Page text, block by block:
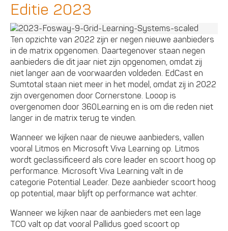
Editie 2023
Ten opzichte van 2022 zijn er negen nieuwe aanbieders
in de matrix opgenomen. Daartegenover staan negen
aanbieders die dit jaar niet zijn opgenomen, omdat zij
niet langer aan de voorwaarden voldeden. EdCast en
Sumtotal staan niet meer in het model, omdat zij in 2022
zijn overgenomen door Cornerstone. Looop is
overgenomen door 360Learning en is om die reden niet
langer in de matrix terug te vinden.
Wanneer we kijken naar de nieuwe aanbieders, vallen
vooral Litmos en Microsoft Viva Learning op. Litmos
wordt geclassificeerd als core leader en scoort hoog op
performance. Microsoft Viva Learning valt in de
categorie Potential Leader. Deze aanbieder scoort hoog
op potential, maar blijft op performance wat achter.
Wanneer we kijken naar de aanbieders met een lage
TCO valt op dat vooral Pallidus goed scoort op